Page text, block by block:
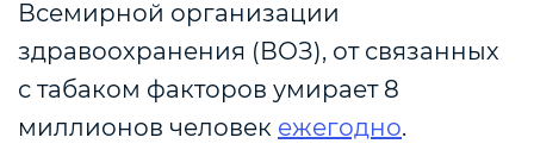
Всемирной организации
здравоохранения (ВОЗ), от связанных
с табаком факторов умирает 8
миллионов человек ежегодно.